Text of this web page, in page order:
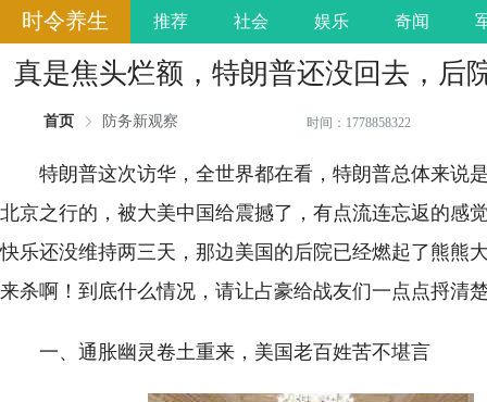
时令养生 推荐 社会 娱乐 奇闻
真是焦头烂额，特朗普还没回去，后
首页 防务新观察 时间：1778858322
特朗普这次访华，全世界都在看，特朗普总体来说
北京之行的，被大美中国给震撼了，有点流连忘返的感
快乐还没维持两三天，那边美国的后院已经燃起了熊熊
来杀啊！到底什么情况，请让占豪给战友们一点点捋清
一、通胀幽灵卷土重来，美国老百姓苦不堪言